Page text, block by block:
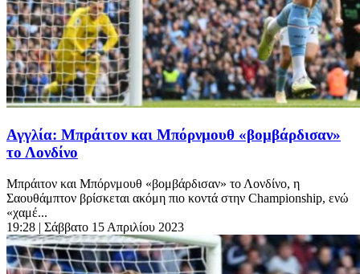
Αγγλία: Μπράιτον και Μπόρνμουθ «βομβάρδισαν»
το Λονδίνο
Μπράιτον και Μπόρνμουθ «βομβάρδισαν» το Λονδίνο, η
Σαουθάμπτον βρίσκεται ακόμη πιο κοντά στην Championship, ενώ
«χαμέ...
19:28 | Σάββατο 15 Απριλίου 2023